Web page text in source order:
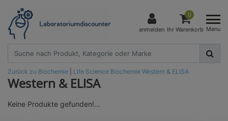
anmelden
0
Ihr Warenkorb Menu
Zurück zu Biochemie Life Science Biochemie Western & ELISA
Western & ELISA
Keine Produkte gefunden!...